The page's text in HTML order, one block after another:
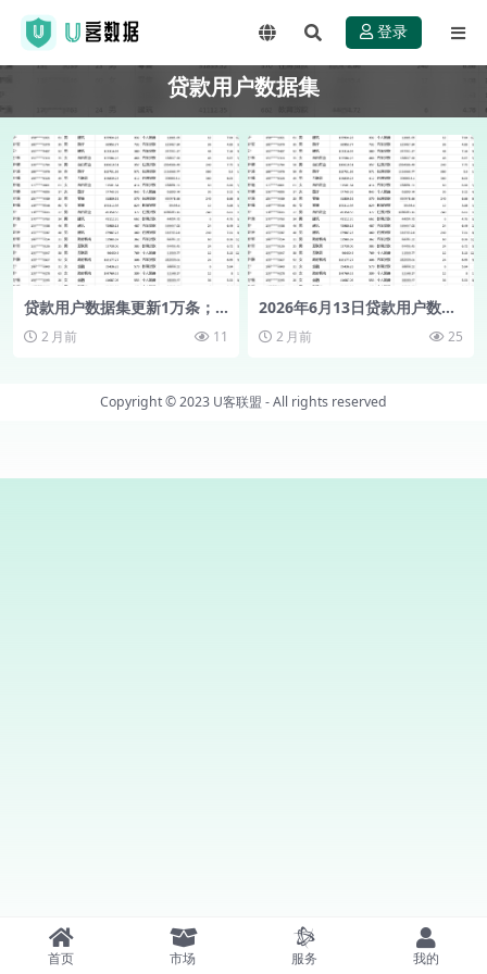
登录
贷款用户数据集
贷款用户数据集更新1万条；
2 月前 11
2026年6月13日贷款用户数据
取！2 月前 25
Copyright © 2023 U客联盟 - All rights reserved
首页 市场 服务 我的